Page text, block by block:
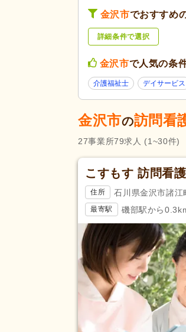
類
サー
養護
障が
だわり
未経
ブラ
介護
急募
勤務形態
残業
夜勤
時短
週3日
即日
金沢市でおすすめ
詳細条件で選択
金沢市で人気の条
介護福祉士 デイサービス
金沢市の訪問看
27事業所79求人 (1~30件)
こすもす 訪問看
住所 石川県金沢市諸江
最寄駅 磯部駅から